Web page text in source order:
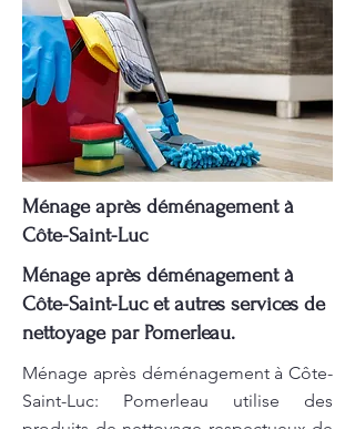
Ménage après déménagement à
Côte-Saint-Luc
Ménage après déménagement à
Côte-Saint-Luc et autres services de
nettoyage par Pomerleau.
Ménage après déménagement à Côte-
Saint-Luc: Pomerleau utilise des
produits de nettoyage respectueux de